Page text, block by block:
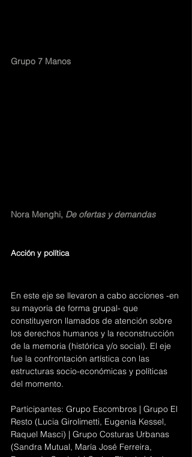
Grupo 7 Manos
Nora Menghi, De ofertas y demandas
Acción y política
En este eje se llevaron a cabo acciones -en
su mayoría de forma grupal- que
constituyeron llamados de atención sobre
los derechos humanos y la reconstrucción
de la memoria (histórica y/o social). El eje
fue la confrontación artística con las
estructuras socio-económicas y políticas
del momento.
Participantes: Grupo Escombros | Grupo El
Resto (Lucia Girolimetti, Eugenia Kessel,
Raquel Masci) | Grupo Costuras Urbanas
(Sandra Mutual, María José Ferreira,